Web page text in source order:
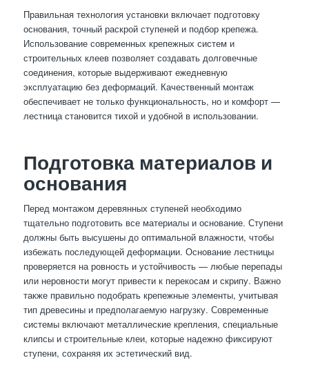
Правильная технология установки включает подготовку
основания, точный раскрой ступеней и подбор крепежа.
Использование современных крепежных систем и
строительных клеев позволяет создавать долговечные
соединения, которые выдерживают ежедневную
эксплуатацию без деформаций. Качественный монтаж
обеспечивает не только функциональность, но и комфорт —
лестница становится тихой и удобной в использовании.
Подготовка материалов и
основания
Перед монтажом деревянных ступеней необходимо
тщательно подготовить все материалы и основание. Ступени
должны быть высушены до оптимальной влажности, чтобы
избежать последующей деформации. Основание лестницы
проверяется на ровность и устойчивость — любые перепады
или неровности могут привести к перекосам и скрипу. Важно
также правильно подобрать крепежные элементы, учитывая
тип древесины и предполагаемую нагрузку. Современные
системы включают металлические крепления, специальные
клипсы и строительные клеи, которые надежно фиксируют
ступени, сохраняя их эстетический вид.